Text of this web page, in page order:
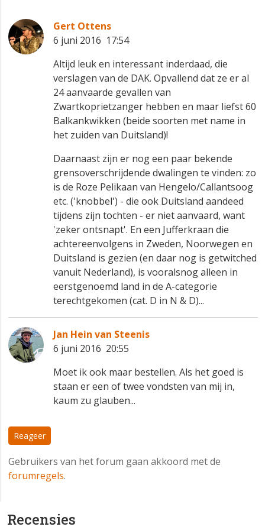
Recensies
Gert Ottens
6 juni 2016 17:54
Altijd leuk en interessant inderdaad, die
verslagen van de DAK. Opvallend dat ze er al
24 aanvaarde gevallen van
Zwartkoprietzanger hebben en maar liefst 60
Balkankwikken (beide soorten met name in
het zuiden van Duitsland)!
Daarnaast zijn er nog een paar bekende
grensoverschrijdende dwalingen te vinden: zo
is de Roze Pelikaan van Hengelo/Callantsoog
etc. ('knobbel') - die ook Duitsland aandeed
tijdens zijn tochten - er niet aanvaard, want
'zeker ontsnapt'. En een Jufferkraan die
achtereenvolgens in Zweden, Noorwegen en
Duitsland is gezien (en daar nog is getwitched
vanuit Nederland), is vooralsnog alleen in
eerstgenoemd land in de A-categorie
terechtgekomen (cat. D in N & D)...
Jan Hein van Steenis
6 juni 2016 20:55
Moet ik ook maar bestellen. Als het goed is
staan er een of twee vondsten van mij in,
kaum zu glauben...
Reageer
Gebruikers van het forum gaan akkoord met de
forumregels.